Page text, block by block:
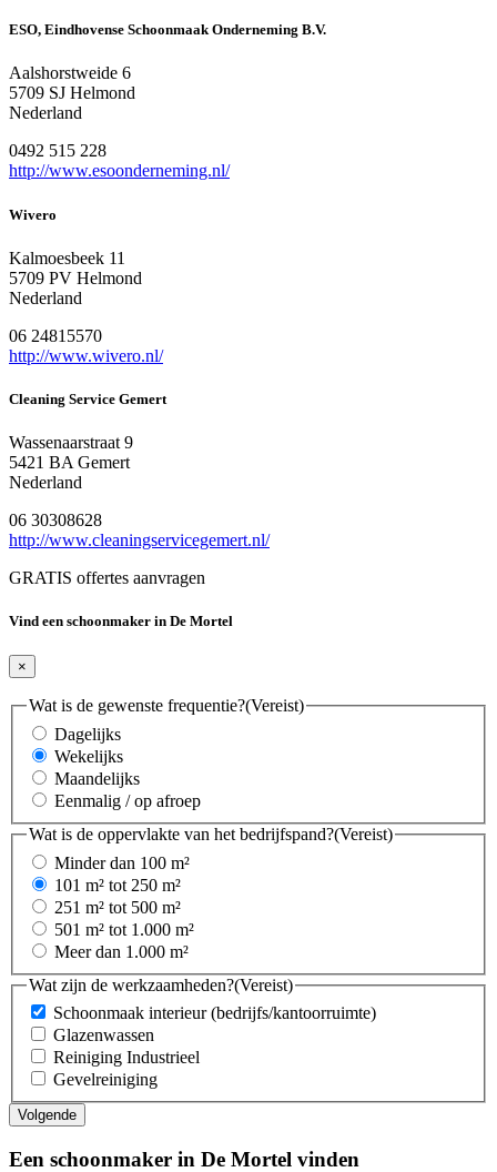
ESO, Eindhovense Schoonmaak Onderneming B.V.
Aalshorstweide 6
5709 SJ Helmond
Nederland
0492 515 228
http://www.esoonderneming.nl/
Wivero
Kalmoesbeek 11
5709 PV Helmond
Nederland
06 24815570
http://www.wivero.nl/
Cleaning Service Gemert
Wassenaarstraat 9
5421 BA Gemert
Nederland
06 30308628
http://www.cleaningservicegemert.nl/
GRATIS offertes aanvragen
Vind een schoonmaker in De Mortel
×
Wat is de gewenste frequentie?(Vereist)
Dagelijks
Wekelijks
Maandelijks
Eenmalig / op afroep
Wat is de oppervlakte van het bedrijfspand?(Vereist)
Minder dan 100 m²
101 m² tot 250 m²
251 m² tot 500 m²
501 m² tot 1.000 m²
Meer dan 1.000 m²
Wat zijn de werkzaamheden?(Vereist)
Schoonmaak interieur (bedrijfs/kantoorruimte)
Glazenwassen
Reiniging Industrieel
Gevelreiniging
Een schoonmaker in De Mortel vinden